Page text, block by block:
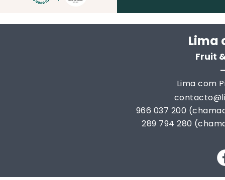
Lima
Fruit
Lima com
966 037 200
289 794 280